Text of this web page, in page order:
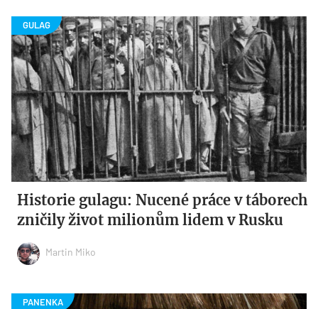
Historie gulagu: Nucené práce v táborech
zničily život milionům lidem v Rusku
Martin Miko